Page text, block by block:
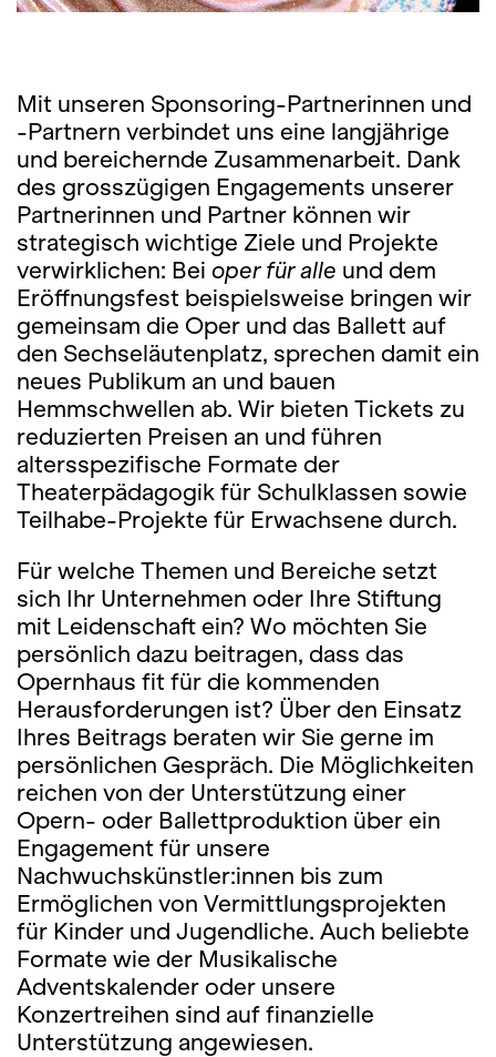
Mit unseren Sponsoring-Partnerinnen und
-Partnern verbindet uns eine langjährige
und bereichernde Zusammenarbeit. Dank
des grosszügigen Engagements unserer
Partnerinnen und Partner können wir
strategisch wichtige Ziele und Projekte
verwirklichen: Bei oper für alle und dem
Eröffnungsfest beispielsweise bringen wir
gemeinsam die Oper und das Ballett auf
den Sechseläutenplatz, sprechen damit ein
neues Publikum an und bauen
Hemmschwellen ab. Wir bieten Tickets zu
reduzierten Preisen an und führen
altersspezifische Formate der
Theaterpädagogik für Schulklassen sowie
Teilhabe-Projekte für Erwachsene durch.
Für welche Themen und Bereiche setzt
sich Ihr Unternehmen oder Ihre Stiftung
mit Leidenschaft ein? Wo möchten Sie
persönlich dazu beitragen, dass das
Opernhaus fit für die kommenden
Herausforderungen ist? Über den Einsatz
Ihres Beitrags beraten wir Sie gerne im
persönlichen Gespräch. Die Möglichkeiten
reichen von der Unterstützung einer
Opern- oder Ballettproduktion über ein
Engagement für unsere
Nachwuchskünstler:innen bis zum
Ermöglichen von Vermittlungsprojekten
für Kinder und Jugendliche. Auch beliebte
Formate wie der Musikalische
Adventskalender oder unsere
Konzertreihen sind auf finanzielle
Unterstützung angewiesen.